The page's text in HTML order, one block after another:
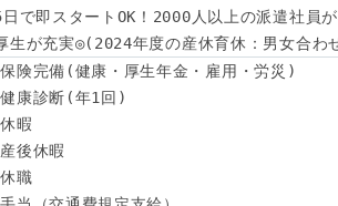
で即スタートOK！2000人以上の派遣社員
生が充実◎(2024年度の産休育休：男女合わ
保険完備(健康・厚生年金・雇用・労災)
健康診断(年1回)
暇
後休暇
職